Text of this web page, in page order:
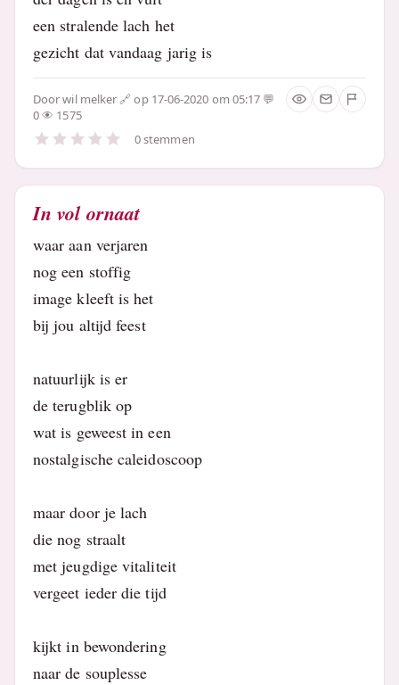
een stralende lach het
gezicht dat vandaag jarig is
Doorwil melker
op 17-06-2020 om 05:17
0
1575
0 stemmen
In vol ornaat
waar aan verjaren
nog een stoffig
image kleeft is het
bij jou altijd feest
natuurlijk is er
de terugblik op
wat is geweest in een
nostalgische caleidoscoop
maar door je lach
die nog straalt
met jeugdige vitaliteit
vergeet ieder die tijd
kijkt in bewondering
naar de souplesse